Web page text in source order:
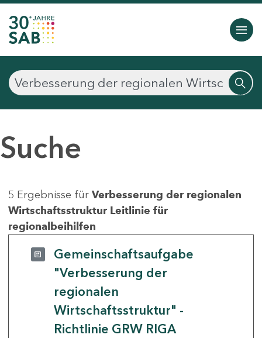
Suche
5 Ergebnisse für Verbesserung der regionalen
Wirtschaftsstruktur Leitlinie für
regionalbeihilfen
Gemeinschaftsaufgabe
"Verbesserung der
regionalen
Wirtschaftsstruktur" -
Richtlinie GRW RIGA